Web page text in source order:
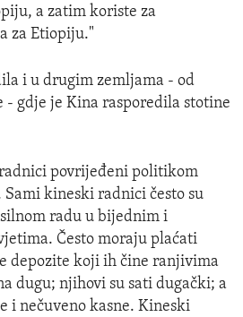
a zatim koriste za
za Etiopiju."
i u drugim zemljama - od
- gdje je Kina rasporedila stotine
povrijeđeni politikom
kineski radnici često su
radu u bijednim i
Često moraju plaćati
depozite koji ih čine ranjivima
dugu; njihovi su sati dugački; a
i nečuveno kasne. Kineski